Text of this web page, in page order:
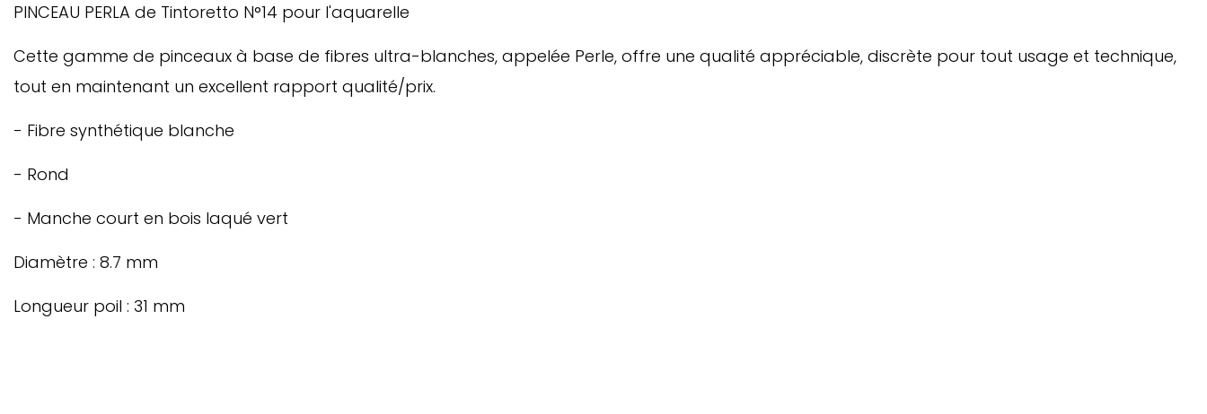
PINCEAU PERLA de Tintoretto N°14 pour l'aquarelle
Cette gamme de pinceaux à base de fibres ultra-blanches, appelée Perle, offre une qualité appréciable, discrète pour tout usage et technique,
tout en maintenant un excellent rapport qualité/prix.
- Fibre synthétique blanche
- Rond
- Manche court en bois laqué vert
Diamètre : 8.7 mm
Longueur poil : 31 mm